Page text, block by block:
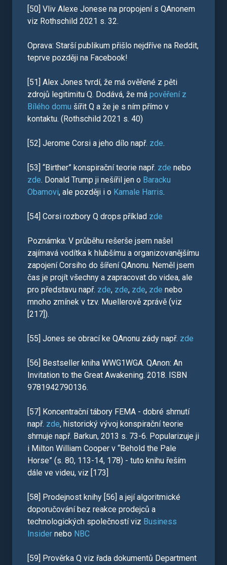
[50] Vliv Alexe Jonese na propojení s QAnonem
viz Rothschild 2021 s. 32.
Oprava: Starší publikum přišlo nejdříve na Reddit,
teprve později na Facebook!
[51] Alex Jones tvrdí, že má ověřené z pěti
zdrojů legitimitu Q. Dodává, že má pověření z
Bílého domu šířit Q a že je s ním přímo v
kontaktu. (Rothschild 2021 s. 40)
[52] Jerome Corsi a jeho dílo např. zde.
[53] “Birther” konspirační teorie např. zde nebo
zde. Donald Trump ji nešířil jen o Baracku
Obamovi, ale později i o Kamale Harris.
[54] Corsi rozbory Q drops příklad zde
Poznámka: V průběhu rešerše jsem našel
zajímavá vodítka k hlubšímu a organizovanějšímu
zapojení Corsiho do šíření QAnonu. Neměl jsem
čas je projít všechny a zapracovat do videa, ale
pro představu např. zde, zde, zde, zde nebo
mnoho zmínek v tzv. Muellerově zprávě (viz
[217]).
[55] Jones se obrací ke QAnonu zády např. zde
[56] Bestseller kniha WWG1WGA. QAnon: An
Invitation to the Great Awakening. 2018. ISBN
9781942790136.
[57] Koncentrační tábory FEMA - dobré shrnutí
např. zde, historický vývoj konspirační teorie
shrnuje např. Barkun, 2013 s. 73-6. Popularizuje ji
i Milton William Cooper v “Behold the Pale
Horse” (s. 80, 113-14, 178) - tuto knihu řeším
dále ve videu, viz [173]
[58] Prodejnost knihy [56] a její algoritmické
doporučování bez reakce prodejců a
technologických společností viz Business
Insider nebo NBC
[59] Prověrka Q viz řada dokumentů Department